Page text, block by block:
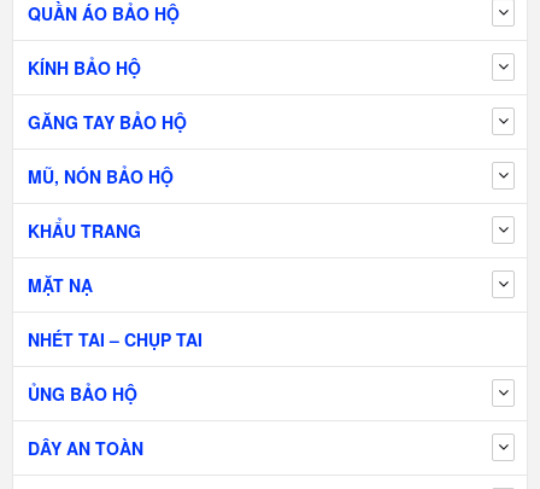
QUẦN ÁO BẢO HỘ
KÍNH BẢO HỘ
GĂNG TAY BẢO HỘ
MŨ, NÓN BẢO HỘ
KHẨU TRANG
MẶT NẠ
NHÉT TAI – CHỤP TAI
ỦNG BẢO HỘ
DÂY AN TOÀN